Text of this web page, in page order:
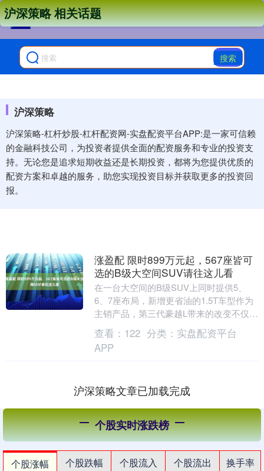
搜索
沪深策略
沪深策略-杠杆炒股-杠杆配资网-实盘配资平台APP:是一家可信赖
的金融科技公司，为投资者提供全面的配资服务和专业的投资支
持。无论您是追求短期收益还是长期投资，都将为您提供优质的
配资方案和卓越的服务，助您实现投资目标并获取更多的投资回
报。
沪深策略 相关话题
涨盈配 限时899万元起，567座皆可
选的B级大空间SUV请往这儿看
在一台大空间的B级SUV上同时提供5、
6、7座布局，新增更省油的1.5T车型作为
主销产品，第三代豪越L带来的改变不仅在
于外观，更在于限时8.99万元起售的实惠
价....
查看： 122 分类： 实盘配资平台
APP
沪深策略文章已加载完成
个股实时涨跌榜
个股涨幅 个股跌幅 个股流入 个股流出
换手率